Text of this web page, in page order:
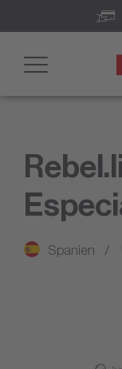
Toggle
Spanien